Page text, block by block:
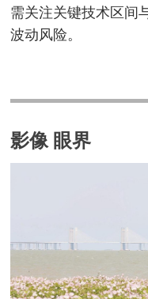
需关注关键技术区间
波动风险。
影像 眼界